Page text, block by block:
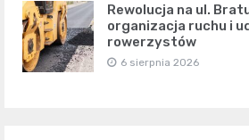
Rewolucja na ul.
organizacja ruchu i
rowerzystów
6 sierpnia 2026